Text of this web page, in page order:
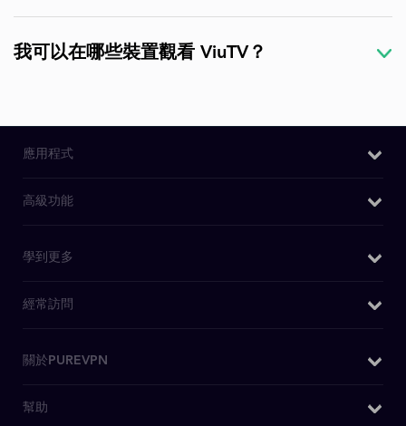
我可以在哪些裝置觀看 ViuTV？
應用程式
Windows VPN
Android VPN
Firefox 擴充套件
安卓電視 VPN
高級功能
我的IP是什麽
IPv6洩漏測試
學到更多
為什麼選擇PureVPN
什麽是VPN
經常訪問
購買VPN
美國IP
關於PUREVPN
關於我們
幫助